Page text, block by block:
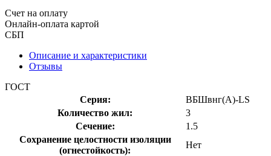
Счет на оплату
Онлайн-оплата картой
СБП
Описание и характеристики
Отзывы
ГОСТ
Серия:
ВБШвнг(А)-LS
Количество жил:
3
Сечение:
1.5
Сохранение целостности изоляции
(огнестойкость):
Нет